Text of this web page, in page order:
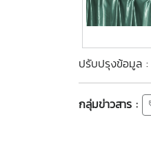
ปรับปรุงข้อมูล :
กลุ่มข่าวสาร :